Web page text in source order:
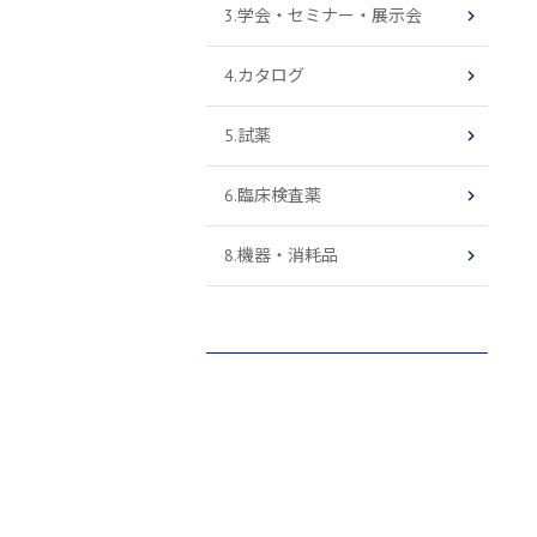
3.学会・セミナー・展示会
4.カタログ
5.試薬
6.臨床検査薬
8.機器・消耗品